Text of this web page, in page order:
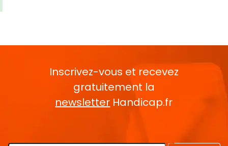
Inscrivez-vous et recevez
gratuitement la
newsletter Handicap.fr